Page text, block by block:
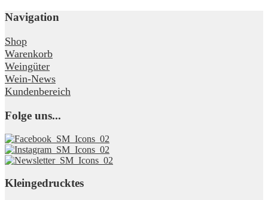
Navigation
Shop
Warenkorb
Weingüter
Wein-News
Kundenbereich
Folge uns...
Kleingedrucktes